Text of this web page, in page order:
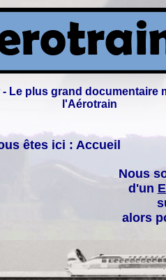
Le plus grand documentaire
l'Aérotrain
êtes ici : Accueil
Nous
d'un
alors